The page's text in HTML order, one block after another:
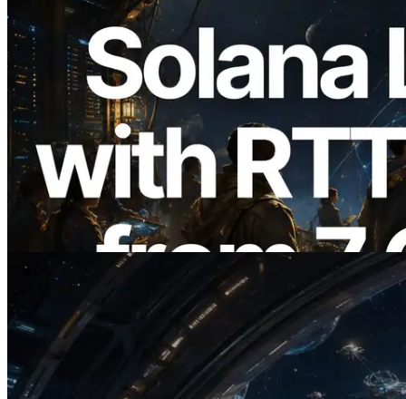
2026.08.05
ERPC expande a Solana Leader Slot API
com medição de ping a partir de 7 regiões
globais — Validators Information API
também lançada